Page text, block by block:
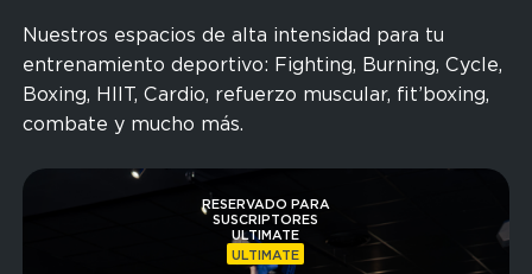
Nuestros espacios de alta intensidad para tu
entrenamiento deportivo: Fighting, Burning, Cycle,
Boxing, HIIT, Cardio, refuerzo muscular, fit’boxing,
combate y mucho más.
RESERVADO PARA
SUSCRIPTORES
ULTIMATE
ULTIMATE
Imagen